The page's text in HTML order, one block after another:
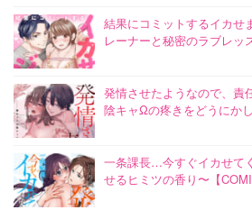
結果にコミットするイカせ
レーナーと秘密のラブレッ
発情させたようなので、責
陰キャΩの疼きをどうにか
一条課長…今すぐイカせて
せるヒミツの香り〜【